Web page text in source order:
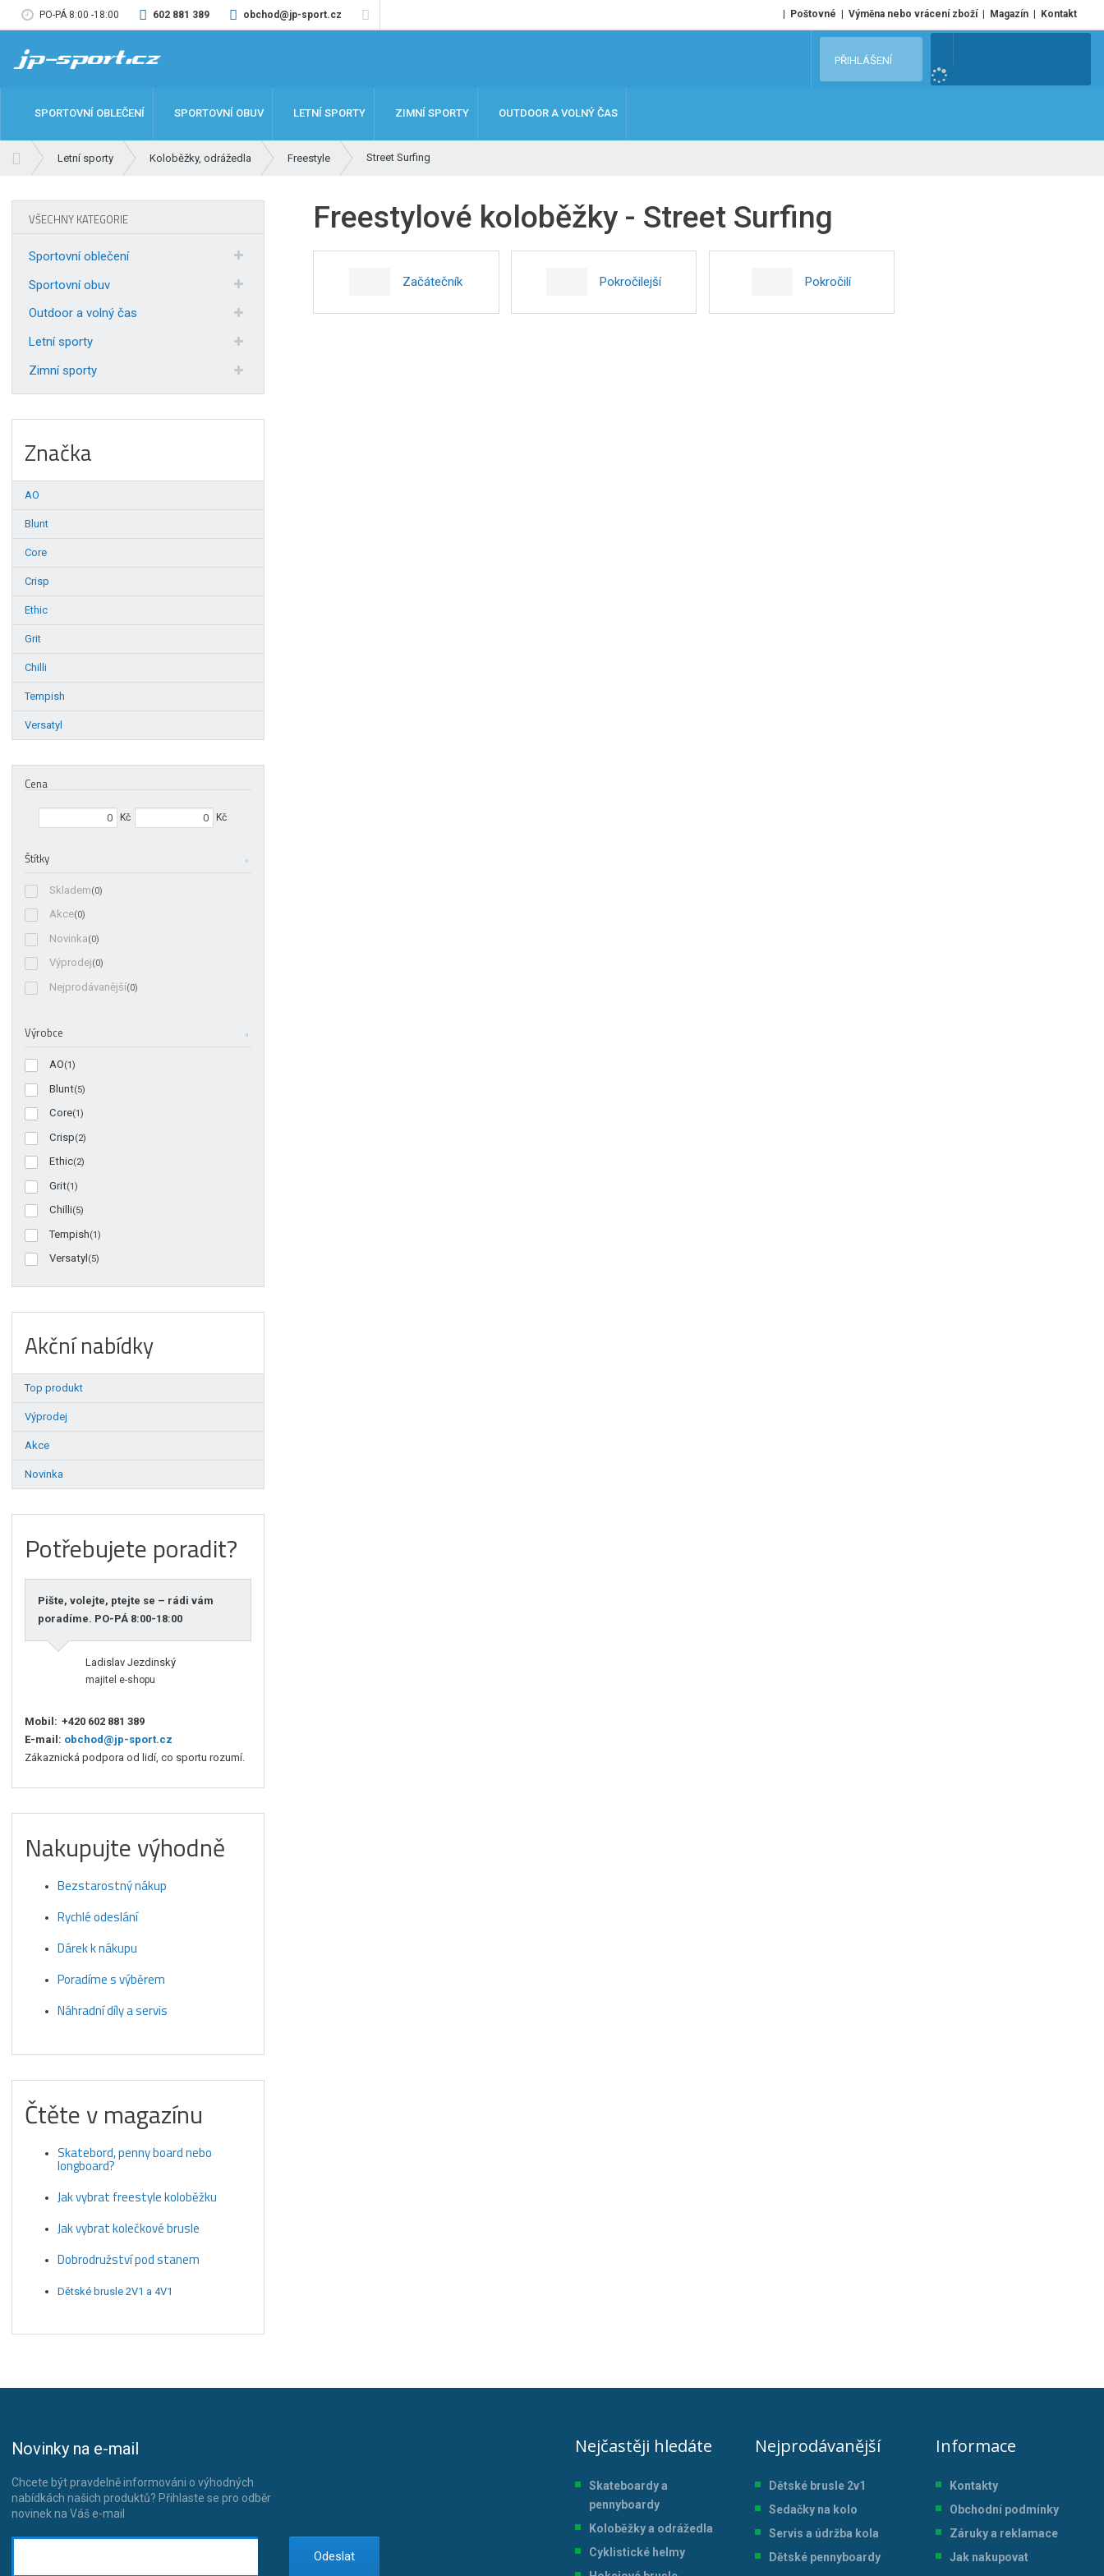
PO-PÁ 8:00 -18:00 602 881 389 obchod@jp-sport.cz Poštovné Výměna nebo vrácení zboží Magazín Kontakt
e
t
PŘIHLÁŠENÍ
SPORTOVNÍ OBLEČENÍ SPORTOVNÍ OBUV LETNÍ SPORTY ZIMNÍ SPORTY OUTDOOR A VOLNÝ ČAS
Letní sporty Koloběžky, odrážedla Freestyle Street Surfing
Freestylové koloběžky - Street Surfing
Začátečník Pokročilejší Pokročilí
VŠECHNY KATEGORIE
Sportovní oblečení
Sportovní obuv
Outdoor a volný čas
Letní sporty
Zimní sporty
Značka
AO
Blunt
Core
Crisp
Ethic
Grit
Chilli
Tempish
Versatyl
Cena
Kč Kč
Štítky
Skladem(0)
Akce(0)
Novinka(0)
Výprodej(0)
Nejprodávanější(0)
Výrobce
AO(1)
Blunt(5)
Core(1)
Crisp(2)
Ethic(2)
Grit(1)
Chilli(5)
Tempish(1)
Versatyl (5)
Akční nabídky
Top produkt
Výprodej
Akce
Novinka
Potřebujete poradit?
Pište, volejte, ptejte se – rádi vám
poradíme. PO-PÁ 8:00-18:00
Ladislav Jezdinský
majitel e-shopu
Mobil: +420 602 881 389
E-mail: obchod@jp-sport.cz
Zákaznická podpora od lidí, co sportu rozumí.
Nakupujte výhodně
Bezstarostný nákup
Rychlé odeslání
Dárek k nákupu
Poradíme s výběrem
Náhradní díly a servis
Čtěte v magazínu
Skatebord, penny board nebo
longboard?
Jak vybrat freestyle koloběžku
Jak vybrat kolečkové brusle
Dobrodružství pod stanem
Dětské brusle 2V1 a 4V1
Novinky na e-mail
Chcete být pravdelně informováni o výhodných
nabídkách našich produktů? Přihlaste se pro odběr
novinek na Váš e-mail
Odeslat
Nejčastěji hledáte
Skateboardy a
pennyboardy
Koloběžky a odrážedla
Cyklistické helmy
Nejprodávanější
Dětské brusle 2v1
Sedačky na kolo
Servis a údržba kola
Dětské pennyboardy
Informace
Kontakty
Obchodní podmínky
Záruky a reklamace
Jak nakupovat